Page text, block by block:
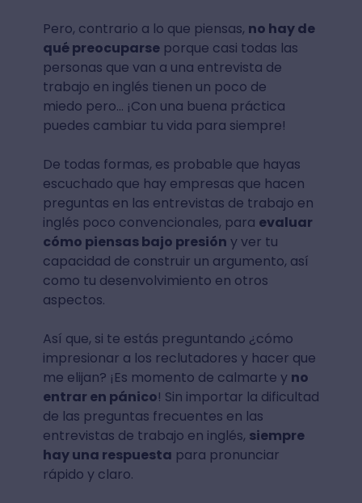
Pero, contrario a lo que piensas, no hay de
qué preocuparseporque casi todas las
personas que van a una entrevista de
trabajo en inglés tienen un poco de
miedo pero… ¡Con una buena práctica
puedes cambiar tu vida para siempre!
De todas formas, es probable que hayas
escuchado que hay empresas que hacen
preguntas en las entrevistas de trabajo en
inglés poco convencionales, para evaluar
cómo piensas bajo presión y ver tu
capacidad de construir un argumento, así
como tu desenvolvimiento en otros
aspectos.
Así que, si te estás preguntando ¿cómo
impresionar a los reclutadores y hacer que
me elijan? ¡Es momento de calmarte y no
entrar en pánico! Sin importar la dificultad
de las preguntas frecuentes en las
entrevistas de trabajo en inglés, siempre
hay una respuesta para pronunciar
rápido y claro.